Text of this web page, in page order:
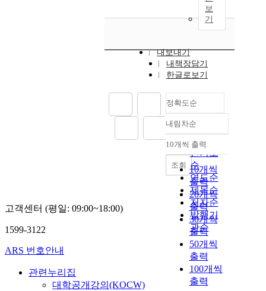
보
기
내보내기
내책장담기
한글로보기
정확도순
정확도
순
인기도
순
연도순
제목순
저자순
발행기
관순
내림차순
내림차순
10개씩 출력
10개씩
출력
20개씩
출력
30개씩
출력
50개씩
출력
100개씩
출력
조회
고객센터 (평일: 09:00~18:00)
1599-3122
ARS 번호안내
관련누리집
대학공개강의(KOCW)